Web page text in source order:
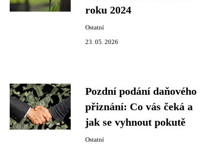
roku 2024
Ostatní
23. 05. 2026
Pozdní podání daňového
přiznání: Co vás čeká a
jak se vyhnout pokutě
Ostatní